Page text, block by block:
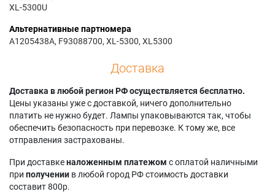
XL-5300U
Альтернативные партномера
A1205438A, F93088700, XL-5300, XL5300
Доставка
Доставка в любой регион РФ осуществляется бесплатно.
Цены указаны уже с доставкой, ничего дополнительно
платить не нужно будет. Лампы упаковываются так, чтобы
обеспечить безопасность при перевозке. К тому же, все
отправления застрахованы.
При доставкеналоженным платежом с оплатой наличными
при получении в любой город РФ стоимость доставки
составит 800р.